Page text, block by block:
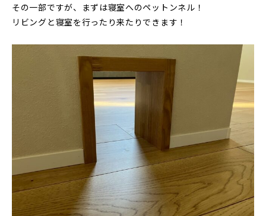
その一部ですが、まずは寝室へのペットンネル！
リビングと寝室を行ったり来たりできます！